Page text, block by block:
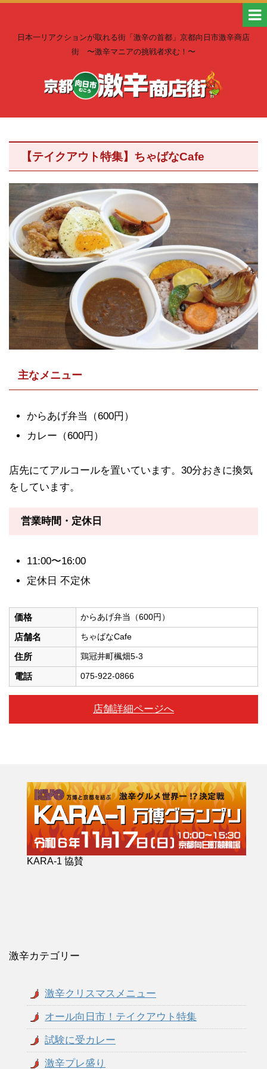
日本一リアクションが取れる街「激辛の首都」京都向日市激辛商店
街 〜激辛マニアの挑戦者求む！〜
【テイクアウト特集】ちゃばなCafe
主なメニュー
からあげ弁当（600円）
カレー（600円）
店先にてアルコールを置いています。30分おきに換気
をしています。
営業時間・定休日
11:00〜16:00
定休日 不定休
価格 からあげ弁当（600円）
店舗名 ちゃばなCafe
住所 鶏冠井町楓畑5-3
電話 075-922-0866
店舗詳細ページへ
KARA-1 協賛
激辛カテゴリー
激辛クリスマスメニュー
オール向日市！テイクアウト特集
試験に受カレー
激辛プレ盛り